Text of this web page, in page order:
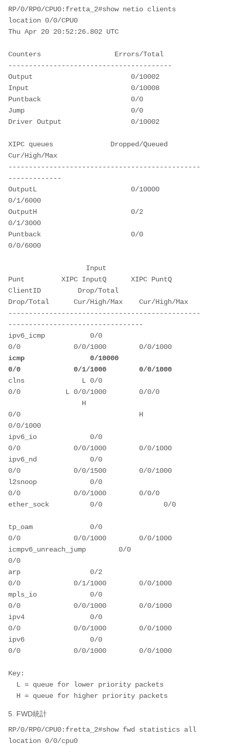
RP/0/RP0/CPU0:fretta_2#show netio clients
location 0/0/CPU0
Thu Apr 20 20:52:26.802 UTC
Counters                  Errors/Total
----------------------------------------
Output                        0/10002
Input                         0/10008
Puntback                      0/0
Jump                          0/0
Driver Output                 0/10002
XIPC queues              Dropped/Queued
Cur/High/Max
-----------------------------------------------
-------------
OutputL                       0/10000
0/1/6000
OutputH                       0/2
0/1/3000
Puntback                      0/0
0/0/6000
Input
Punt         XIPC InputQ      XIPC PuntQ
ClientID         Drop/Total
Drop/Total      Cur/High/Max    Cur/High/Max
-----------------------------------------------
---------------------------------
ipv6_icmp           0/0
0/0             0/0/1000        0/0/1000
icmp                0/10000
0/0             0/1/1000        0/0/1000
clns              L 0/0
0/0           L 0/0/1000        0/0/0
H
0/0                             H
0/0/1000
ipv6_io             0/0
0/0             0/0/1000        0/0/1000
ipv6_nd             0/0
0/0             0/0/1500        0/0/1000
l2snoop             0/0
0/0             0/0/1000        0/0/0
ether_sock          0/0               0/0
tp_oam              0/0
0/0             0/0/1000        0/0/1000
icmpv6_unreach_jump        0/0
0/0
arp                 0/2
0/0             0/1/1000        0/0/1000
mpls_io             0/0
0/0             0/0/1000        0/0/1000
ipv4                0/0
0/0             0/0/1000        0/0/1000
ipv6                0/0
0/0             0/0/1000        0/0/1000
Key:
L = queue for lower priority packets
H = queue for higher priority packets
5. FWD統計
RP/0/RP0/CPU0:fretta_2#show fwd statistics all
location 0/0/cpu0